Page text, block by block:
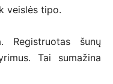
veislės tipo.
Registruotas šunų
Tai sumažina